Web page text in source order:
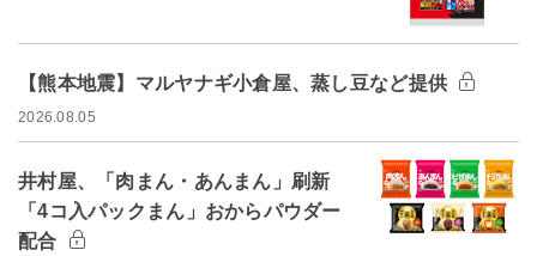
【熊本地震】マルヤナギ小倉屋、蒸し豆など提供
2026.08.05
井村屋、「肉まん・あんまん」刷新
「4コ入パックまん」おからパウダー
配合